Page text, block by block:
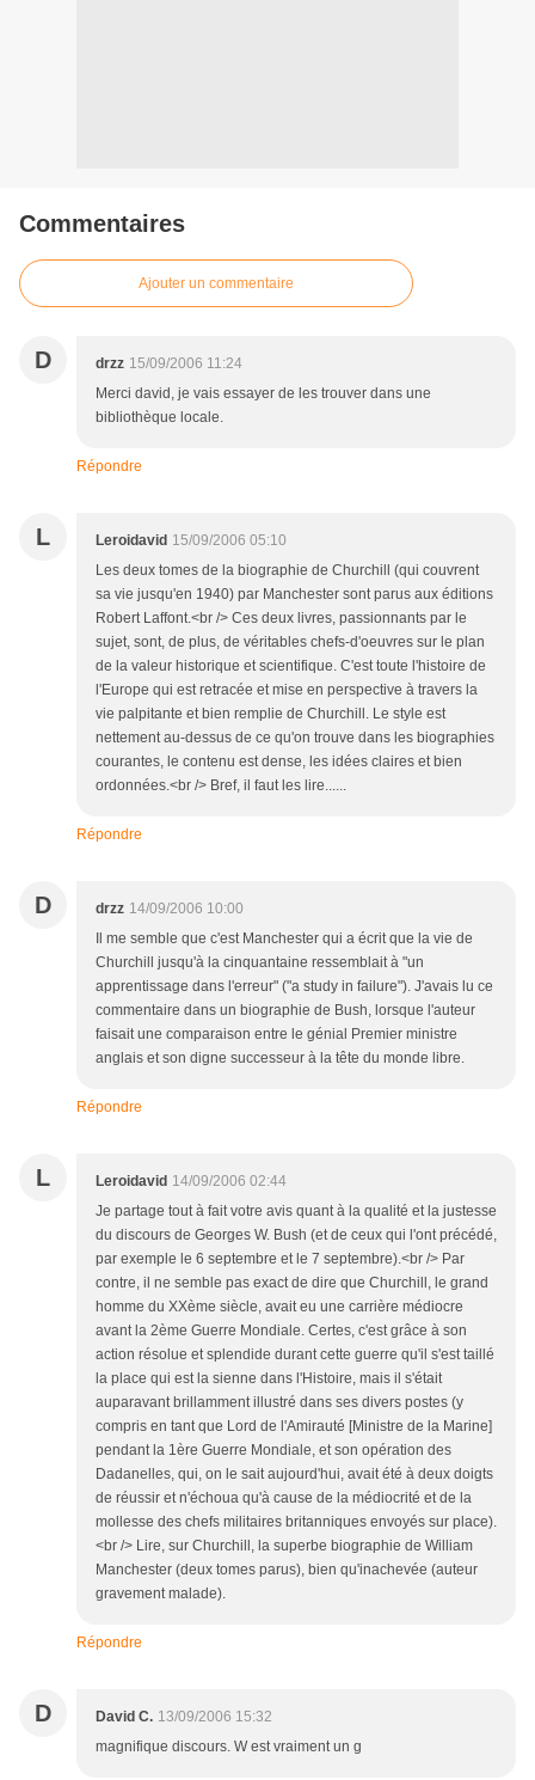
Commentaires
Ajouter un commentaire
D drzz 15/09/2006 11:24
Merci david, je vais essayer de les trouver dans une
bibliothèque locale.
Répondre
L Leroidavid 15/09/2006 05:10
Les deux tomes de la biographie de Churchill (qui couvrent
sa vie jusqu'en 1940) par Manchester sont parus aux éditions
Robert Laffont.<br /> Ces deux livres, passionnants par le
sujet, sont, de plus, de véritables chefs-d'oeuvres sur le plan
de la valeur historique et scientifique. C'est toute l'histoire de
l'Europe qui est retracée et mise en perspective à travers la
vie palpitante et bien remplie de Churchill. Le style est
nettement au-dessus de ce qu'on trouve dans les biographies
courantes, le contenu est dense, les idées claires et bien
ordonnées.<br /> Bref, il faut les lire......
Répondre
D drzz 14/09/2006 10:00
Il me semble que c'est Manchester qui a écrit que la vie de
Churchill jusqu'à la cinquantaine ressemblait à "un
apprentissage dans l'erreur" ("a study in failure"). J'avais lu ce
commentaire dans un biographie de Bush, lorsque l'auteur
faisait une comparaison entre le génial Premier ministre
anglais et son digne successeur à la tête du monde libre.
Répondre
L Leroidavid 14/09/2006 02:44
Je partage tout à fait votre avis quant à la qualité et la justesse
du discours de Georges W. Bush (et de ceux qui l'ont précédé,
par exemple le 6 septembre et le 7 septembre).<br /> Par
contre, il ne semble pas exact de dire que Churchill, le grand
homme du XXème siècle, avait eu une carrière médiocre
avant la 2ème Guerre Mondiale. Certes, c'est grâce à son
action résolue et splendide durant cette guerre qu'il s'est taillé
la place qui est la sienne dans l'Histoire, mais il s'était
auparavant brillamment illustré dans ses divers postes (y
compris en tant que Lord de l'Amirauté [Ministre de la Marine]
pendant la 1ère Guerre Mondiale, et son opération des
Dadanelles, qui, on le sait aujourd'hui, avait été à deux doigts
de réussir et n'échoua qu'à cause de la médiocrité et de la
mollesse des chefs militaires britanniques envoyés sur place).
<br /> Lire, sur Churchill, la superbe biographie de William
Manchester (deux tomes parus), bien qu'inachevée (auteur
gravement malade).
Répondre
D David C. 13/09/2006 15:32
magnifique discours. W est vraiment un g